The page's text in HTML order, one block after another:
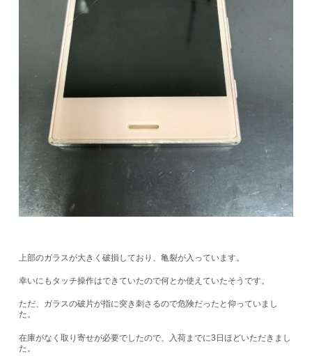
上部のガラスが大きく破損しており、亀裂が入っています。
幸いにもタッチ操作はできていたので何とか使えていたそうです。
ただ、ガラスの破片が指に突き刺さるので危険だったと仰っていまし
た。
在庫がなく取り寄せが必要でしたので、入荷までに3日ほどいただきまし
た。